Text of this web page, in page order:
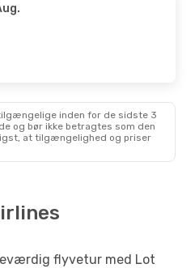
inden for de sidste 3
og bør ikke betragtes som den
at tilgængelighed og priser
flyvetur med Lot